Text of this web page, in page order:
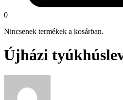
0
Nincsenek termékek a kosárban.
Újházi